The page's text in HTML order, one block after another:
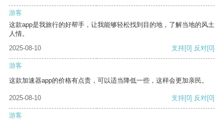
游客
这款app是我旅行的好帮手，让我能够轻松找到目的地，了解当地的风土
人情。
2025-08-10
支持[0] 反对[0]
游客
这款加速器app的价格有点贵，可以适当降低一些，这样会更加亲民。
2025-08-10 支持[0] 反对[0]
游客